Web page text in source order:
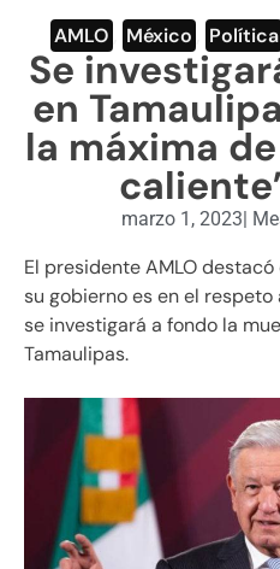
ENGLISH
AMLO México Política
Se
en
la máxima
marzo 1, 2023|
El presidente AMLO
su gobierno es en el
se investigará a fondo la
Tamaulipas.